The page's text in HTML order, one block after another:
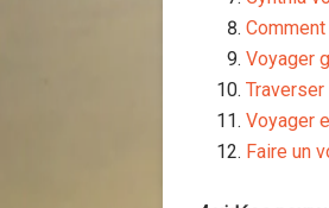
Voyager
Traverser
Voyager
Faire un